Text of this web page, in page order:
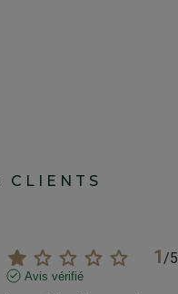
CLIENTS
1/5
Avis vérifié